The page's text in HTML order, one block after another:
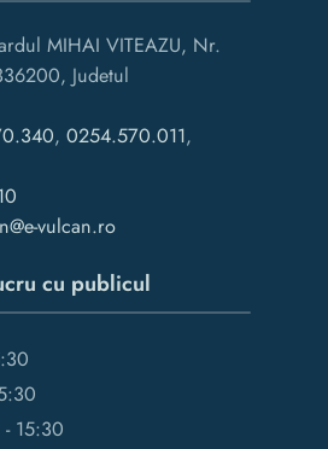
MIHAI VITEAZU, Nr.
Judetul
, 0254.570.011,
vulcan.ro
cu publicul
15:30